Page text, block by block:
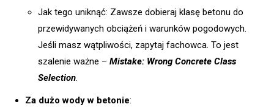
Jak tego uniknąć: Zawsze dobieraj klasę betonu do
przewidywanych obciążeń i warunków pogodowych.
Jeśli masz wątpliwości, zapytaj fachowca. To jest
szalenie ważne – Mistake: Wrong Concrete Class
Selection.
Za dużo wody w betonie: